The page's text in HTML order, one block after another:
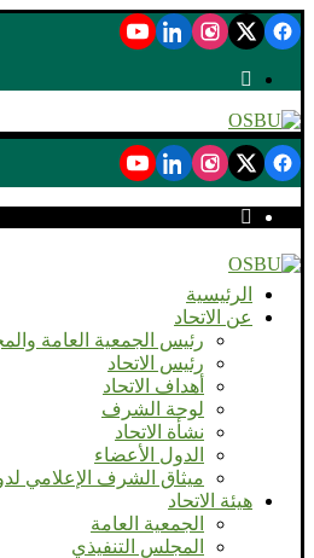
الرئيسية
عن الاتحاد
رئيس الجمعية العامة
رئيس الاتحاد
أهداف الاتحاد
لوحة الشرف
نشأة الاتحاد
الدول الأعضاء
ميثاق الشرف الإعلامي
هيئة الاتحاد
الجمعية العامة
المجلس التنفيذي